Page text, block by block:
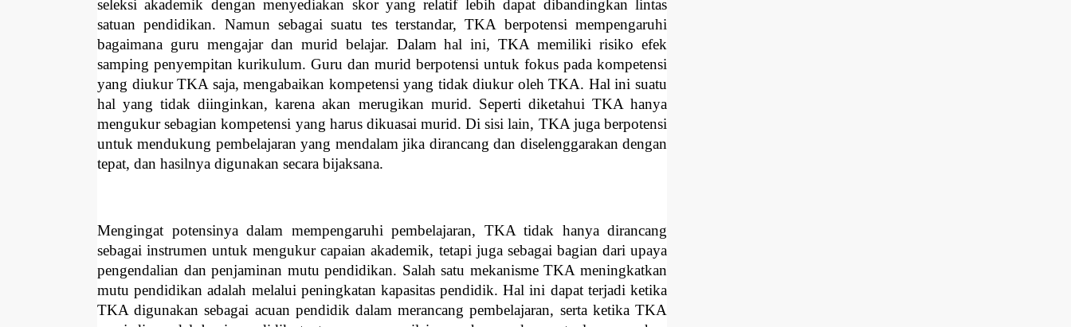
seleksi akademik dengan menyediakan skor yang relatif lebih dapat dibandingkan lintas
satuan pendidikan. Namun sebagai suatu tes terstandar, TKA berpotensi mempengaruhi
bagaimana guru mengajar dan murid belajar. Dalam hal ini, TKA memiliki risiko efek
samping penyempitan kurikulum. Guru dan murid berpotensi untuk fokus pada kompetensi
yang diukur TKA saja, mengabaikan kompetensi yang tidak diukur oleh TKA. Hal ini suatu
hal yang tidak diinginkan, karena akan merugikan murid. Seperti diketahui TKA hanya
mengukur sebagian kompetensi yang harus dikuasai murid. Di sisi lain, TKA juga berpotensi
untuk mendukung pembelajaran yang mendalam jika dirancang dan diselenggarakan dengan
tepat, dan hasilnya digunakan secara bijaksana.
Mengingat potensinya dalam mempengaruhi pembelajaran, TKA tidak hanya dirancang
sebagai instrumen untuk mengukur capaian akademik, tetapi juga sebagai bagian dari upaya
pengendalian dan penjaminan mutu pendidikan. Salah satu mekanisme TKA meningkatkan
mutu pendidikan adalah melalui peningkatan kapasitas pendidik. Hal ini dapat terjadi ketika
TKA digunakan sebagai acuan pendidik dalam merancang pembelajaran, serta ketika TKA